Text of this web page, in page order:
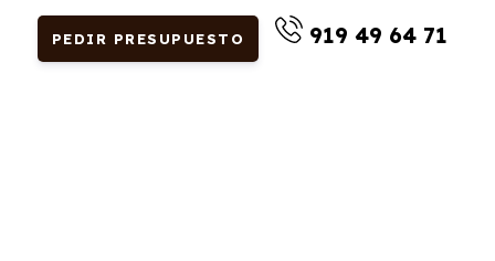
PEDIR PRESUPUESTO 919 49 64 71